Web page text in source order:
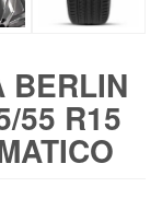
BERLIN
55 R15